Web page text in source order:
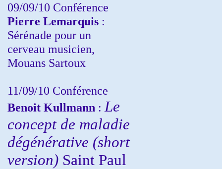
09/09/10 Conférence
Pierre Lemarquis :
Sérénade pour un
cerveau musicien,
Mouans Sartoux
11/09/10 Conférence
Benoit Kullmann : Le
concept de maladie
dégénérative (short
version) Saint Paul